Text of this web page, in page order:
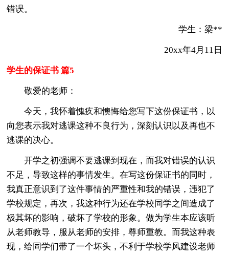
错误。
学生：梁**
20xx年4月11日
学生的保证书 篇5
敬爱的老师：
今天，我怀着愧疚和懊悔给您写下这份保证书，以
向您表示我对逃课这种不良行为，深刻认识以及再也不
逃课的决心。
开学之初强调不要逃课到现在，而我对错误的认识
不足，导致这样的事情发生。在写这份保证书的同时，
我真正意识到了这件事情的严重性和我的错误，违犯了
学校规定，再次，我这种行为还在学校同学之间造成了
极其坏的影响，破坏了学校的形象。做为学生本应该听
从老师教导，服从老师的安排，尊师重教。而我这种表
现，给同学们带了一个坏头，不利于学校学风建设老师